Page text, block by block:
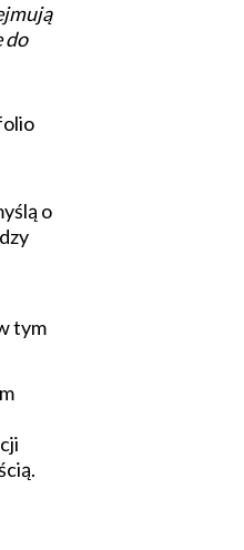
do
o
tym